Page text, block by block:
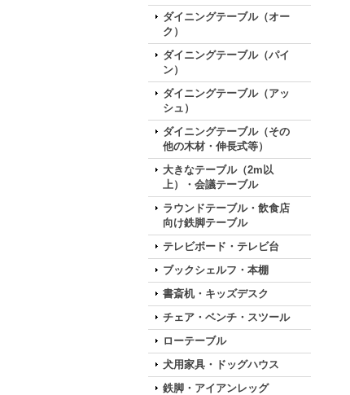
ダイニングテーブル（オー
ク）
ダイニングテーブル（パイ
ン）
ダイニングテーブル（アッ
シュ）
ダイニングテーブル（その
他の木材・伸長式等）
大きなテーブル（2m以
上）・会議テーブル
ラウンドテーブル・飲食店
向け鉄脚テーブル
テレビボード・テレビ台
ブックシェルフ・本棚
書斎机・キッズデスク
チェア・ベンチ・スツール
ローテーブル
犬用家具・ドッグハウス
鉄脚・アイアンレッグ